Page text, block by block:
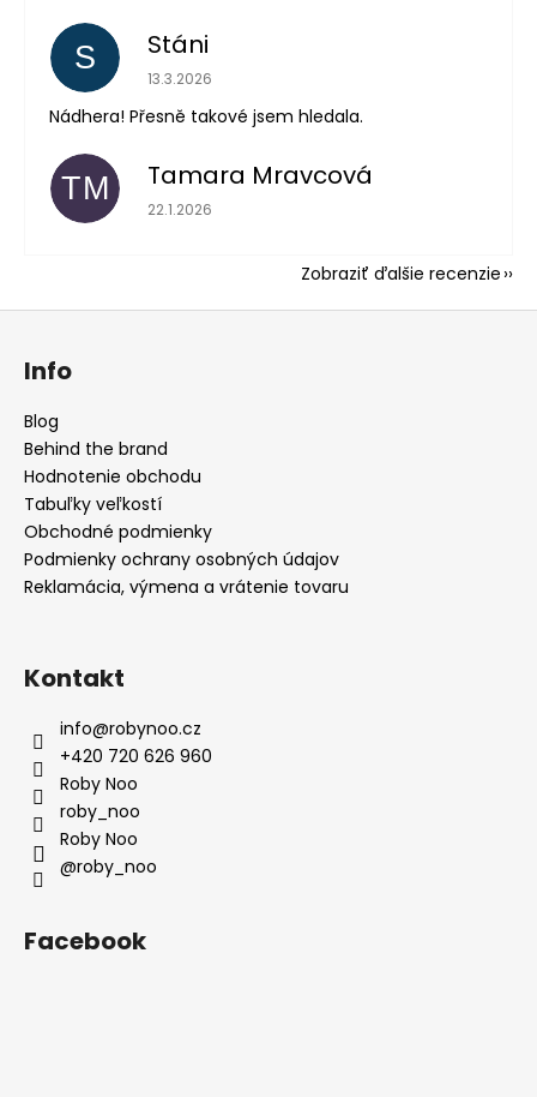
S Stáni
Hodnotenie obchodu je 5 z 5 hviezdičiek.
13.3.2026
Nádhera! Přesně takové jsem hledala.
TM Tamara Mravcová
Hodnotenie obchodu je 5 z 5 hviezdičiek.
22.1.2026
Zobraziť ďalšie recenzie
Info
Blog
Behind the brand
Hodnotenie obchodu
Tabuľky veľkostí
Obchodné podmienky
Podmienky ochrany osobných údajov
Reklamácia, výmena a vrátenie tovaru
Kontakt
info@robynoo.cz
+420 720 626 960
Roby Noo
roby_noo
Roby Noo
@roby_noo
Facebook